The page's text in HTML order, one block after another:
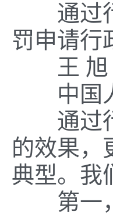
通过行
罚申请行
王 旭
中国人
通过行
的效果，
典型。我
第一，